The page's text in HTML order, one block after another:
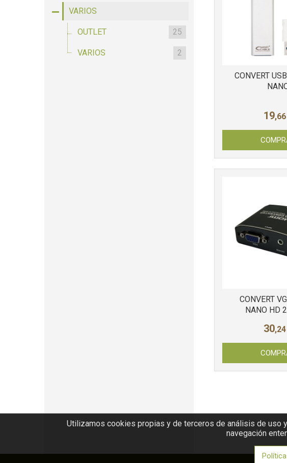
VARIOS
OUTLET 25
VARIOS 2
CONVERT
19,66
CONVERT
NANO HD
30,24
Utilizamos cookies propias y de terceros de análisis de uso
navegación